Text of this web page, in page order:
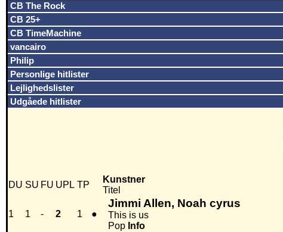
CB The Rock
CB 25+
CB TimeMachine
vancairo
Philip
Personlige hitlister
Lejlighedslister
Udgåede hitlister
DU SU FU UPL TP
Kunstner
Titel
1 1 - 2 1 ●
Jimmi Allen, Noah cyrus
This is us
Pop Info